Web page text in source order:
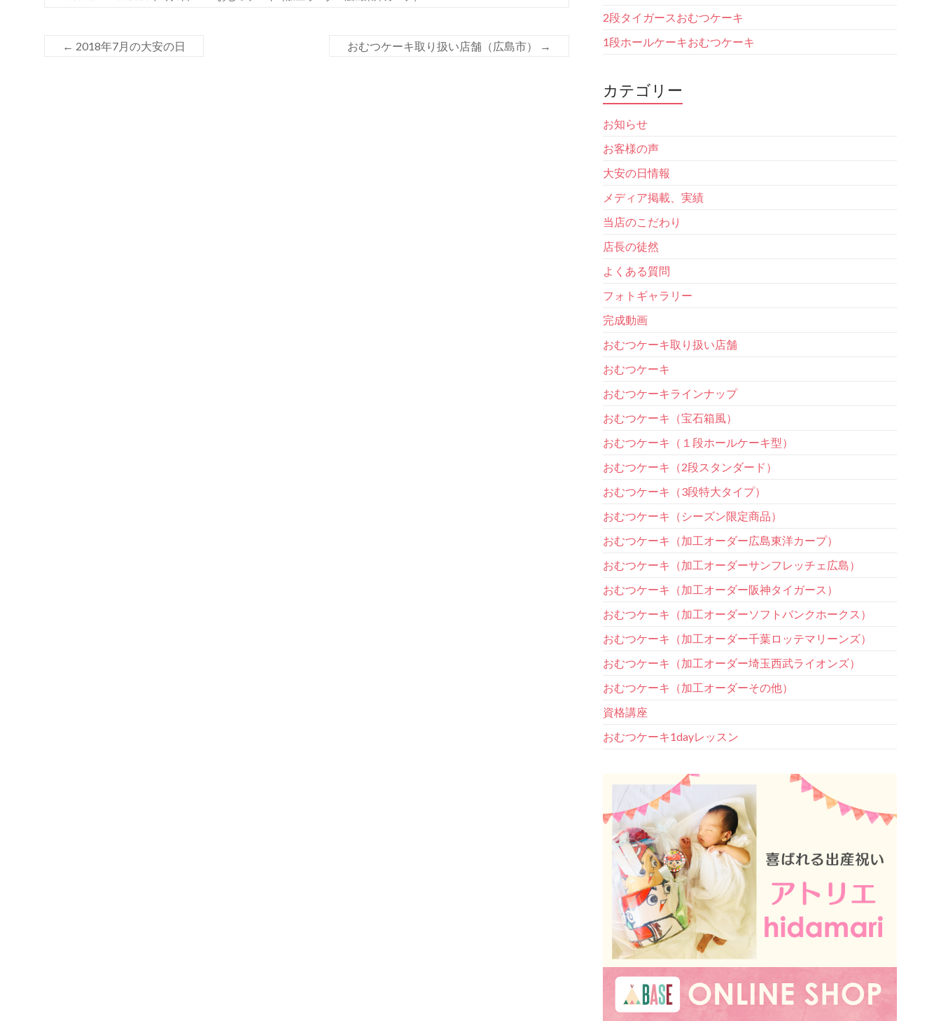
o
← 2018年7月の大安の日 おむつケーキ取り扱い店舗（広島市） →
2段タイガースおむつケーキ
1段ホールケーキおむつケーキ
カテゴリー
お知らせ
お客様の声
大安の日情報
メディア掲載、実績
当店のこだわり
店長の徒然
よくある質問
フォトギャラリー
完成動画
おむつケーキ取り扱い店舗
おむつケーキ
おむつケーキラインナップ
おむつケーキ（宝石箱風）
おむつケーキ（１段ホールケーキ型）
おむつケーキ（2段スタンダード）
おむつケーキ（3段特大タイプ）
おむつケーキ（シーズン限定商品）
おむつケーキ（加工オーダー広島東洋カープ）
おむつケーキ（加工オーダーサンフレッチェ広島）
おむつケーキ（加工オーダー阪神タイガース）
おむつケーキ（加工オーダーソフトバンクホークス）
おむつケーキ（加工オーダー千葉ロッテマリーンズ）
おむつケーキ（加工オーダー埼玉西武ライオンズ）
おむつケーキ（加工オーダーその他）
資格講座
おむつケーキ1dayレッスン